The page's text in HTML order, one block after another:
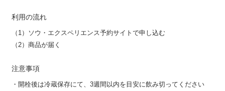
利用の流れ
（1）ソウ・エクスペリエンス予約サイトで申し込む
（2）商品が届く
注意事項
・開栓後は冷蔵保存にて、3週間以内を目安に飲み切ってください